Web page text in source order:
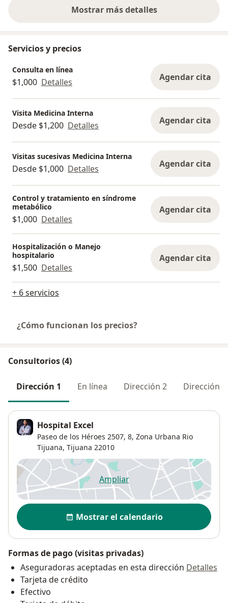
Mostrar más detalles
sobre la experiencia
Servicios y precios
Consulta en línea
$1,000 Detalles Agendar cita
Visita Medicina Interna
Desde $1,200 Detalles Agendar cita
Visitas sucesivas Medicina Interna
Desde $1,000 Detalles Agendar cita
Control y tratamiento en síndrome
metabólico
$1,000 Detalles
Agendar cita
Hospitalización o Manejo
hospitalario
$1,500 Detalles
Agendar cita
+ 6 servicios
¿Cómo funcionan los precios?
Consultorios (4)
Dirección 1 En línea Dirección 2 Dirección 3
Hospital Excel
Paseo de los Héroes 2507, 8, Zona Urbana Rio
Tijuana, Tijuana 22010
Ampliarse abre en una nueva
Disponibilidad
Mostrar el calendario
Formas de pago (visitas privadas)
Aseguradoras aceptadas en esta dirección Detalles
Tarjeta de crédito
Efectivo